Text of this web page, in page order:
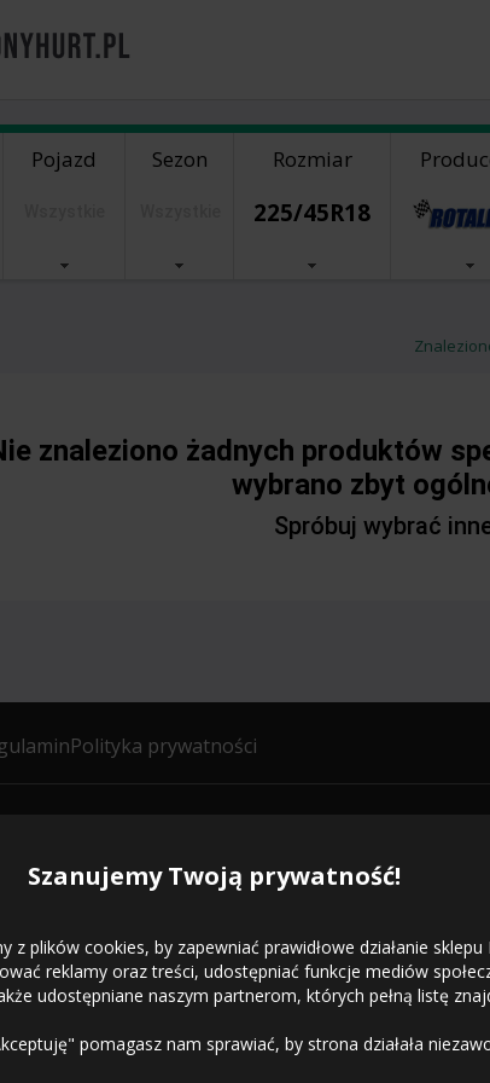
Szanujemy Twoją prywatność!
z plików cookies, by zapewniać prawidłowe działanie
reklamy oraz treści, udostępniać funkcje mediów
udostępniane naszym partnerom, których pełną listę
pomagasz nam sprawiać, by strona działała
Pojazd Sezon Rozmiar
225/45R18
znaleziono żadnych produktów
wybrano zbyt
Spróbuj wybrać
Polityka prywatności
2026 OponyHurt.pl. Wszelkie prawa zastrzeżone.